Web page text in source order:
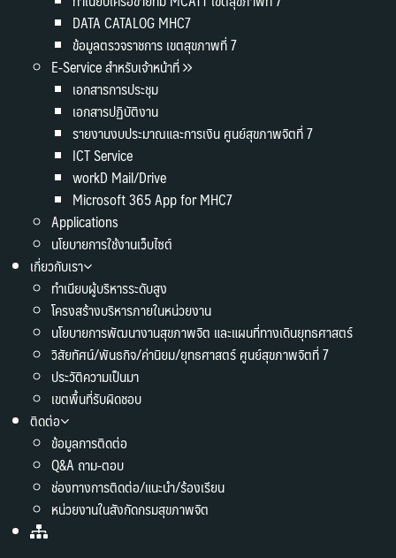
DATA CATALOG MHC7
ข้อมูลตรวจราชการ เขตสุขภาพที่ 7
E-Service สำหรับเจ้าหน้าที่
เอกสารการประชุม
เอกสารปฏิบัติงาน
รายงานงบประมาณและการเงิน ศูนย์สุขภาพจิตที่ 7
ICT Service
workD Mail/Drive
Microsoft 365 App for MHC7
Applications
นโยบายการใช้งานเว็บไซต์
เกี่ยวกับเรา
ทำเนียบผู้บริหารระดับสูง
โครงสร้างบริหารภายในหน่วยงาน
นโยบายการพัฒนางานสุขภาพจิต และแผนที่ทางเดินยุทธศาสตร์
วิสัยทัศน์/พันธกิจ/ค่านิยม/ยุทธศาสตร์ ศูนย์สุขภาพจิตที่ 7
ประวัติความเป็นมา
เขตพื้นที่รับผิดชอบ
ติดต่อ
ข้อมูลการติดต่อ
Q&A ถาม-ตอบ
ช่องทางการติดต่อ/แนะนำ/ร้องเรียน
หน่วยงานในสังกัดกรมสุขภาพจิต